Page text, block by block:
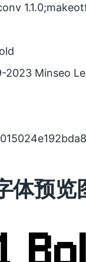
2023 Minseo
体预览